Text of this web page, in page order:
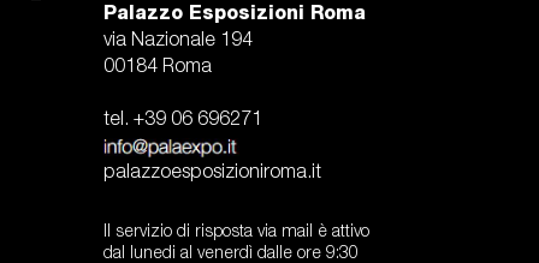
Palazzo Esposizioni Roma
via Nazionale 194
00184 Roma
tel. +39 06 696271
palazzoesposizioniroma.it
Il servizio di risposta via mail è attivo
dal lunedi al venerdì dalle ore 9:30